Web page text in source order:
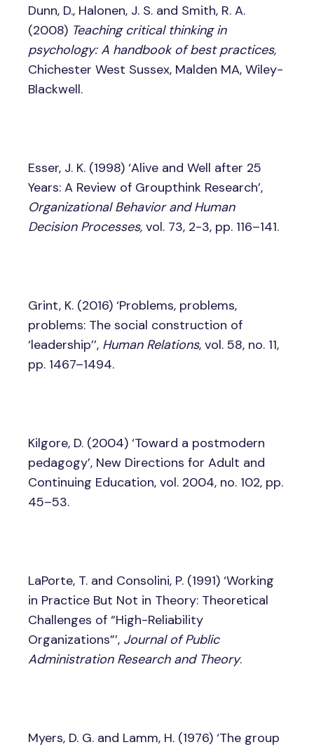
Dunn, D., Halonen, J. S. and Smith, R. A.
(2008) Teaching critical thinking in
psychology: A handbook of best practices,
Chichester West Sussex, Malden MA, Wiley-
Blackwell.
Esser, J. K. (1998) ‘Alive and Well after 25
Years: A Review of Groupthink Research’,
Organizational Behavior and Human
Decision Processes, vol. 73, 2-3, pp. 116–141.
Grint, K. (2016) ‘Problems, problems,
problems: The social construction of
‘leadership’’, Human Relations, vol. 58, no. 11,
pp. 1467–1494.
Kilgore, D. (2004) ‘Toward a postmodern
pedagogy’, New Directions for Adult and
Continuing Education, vol. 2004, no. 102, pp.
45–53.
LaPorte, T. and Consolini, P. (1991) ‘Working
in Practice But Not in Theory: Theoretical
Challenges of “High-Reliability
Organizations”’, Journal of Public
Administration Research and Theory.
Myers, D. G. and Lamm, H. (1976) ‘The group